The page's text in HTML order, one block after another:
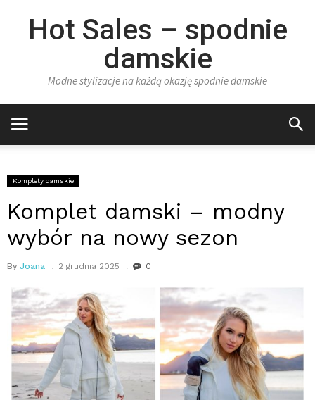
Hot Sales – spodnie
damskie
Modne stylizacje na każdą okazję spodnie damskie
Komplety damskie
Komplet damski – modny
wybór na nowy sezon
By Joana 2 grudnia 2025 0